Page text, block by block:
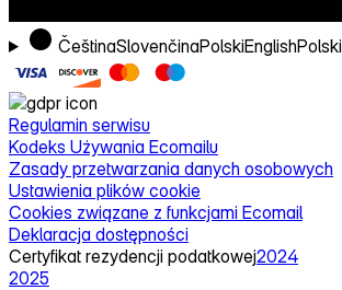
ČeštinaSlovenčinaPolskiEnglishPolski
Regulamin serwisu
Kodeks Używania Ecomailu
Zasady przetwarzania danych osobowych
Ustawienia plików cookie
Cookies związane z funkcjami Ecomail
Deklaracja dostępności
Certyfikat rezydencji podatkowej2024
2025